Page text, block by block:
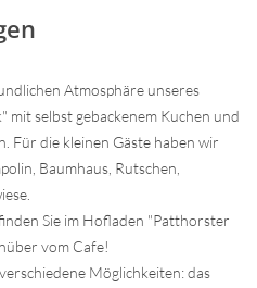
Atmosphäre unseres
selbst gebackenem Kuchen und
Für die kleinen Gäste haben wir
Baumhaus, Rutschen,
Sie im Hofladen "Patthorster
vom Cafe!
Möglichkeiten: das